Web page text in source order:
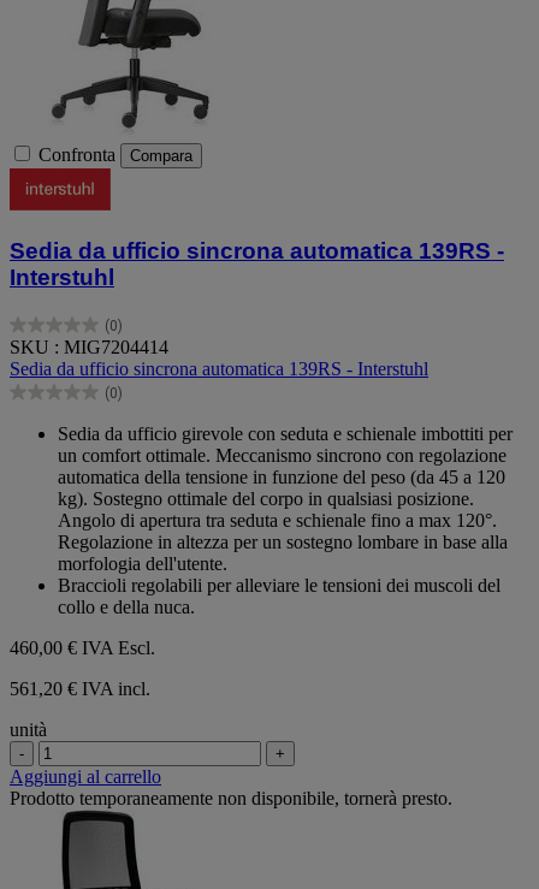
Confronta Compara
Sedia da ufficio sincrona automatica 139RS -
Interstuhl
(0)
0.0
su
5
stelle.
SKU : MIG7204414
Sedia da ufficio sincrona automatica 139RS - Interstuhl
(0)
0.0
Sedia da ufficio girevole con seduta e schienale imbottiti per
un comfort ottimale. Meccanismo sincrono con regolazione
automatica della tensione in funzione del peso (da 45 a 120
kg). Sostegno ottimale del corpo in qualsiasi posizione.
Angolo di apertura tra seduta e schienale fino a max 120°.
Regolazione in altezza per un sostegno lombare in base alla
morfologia dell'utente.
Braccioli regolabili per alleviare le tensioni dei muscoli del
collo e della nuca.
460,00 € IVA Escl.
561,20 € IVA incl.
unità
- +
Aggiungi al carrello
Prodotto temporaneamente non disponibile, tornerà presto.